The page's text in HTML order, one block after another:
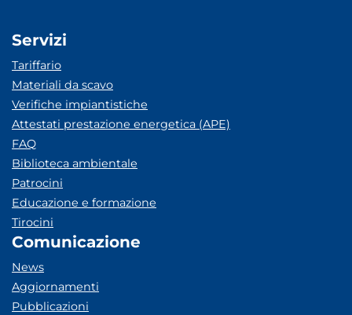
Servizi
Tariffario
Materiali da scavo
Verifiche impiantistiche
Attestati prestazione energetica (APE)
FAQ
Biblioteca ambientale
Patrocini
Educazione e formazione
Tirocini
Comunicazione
News
Aggiornamenti
Pubblicazioni